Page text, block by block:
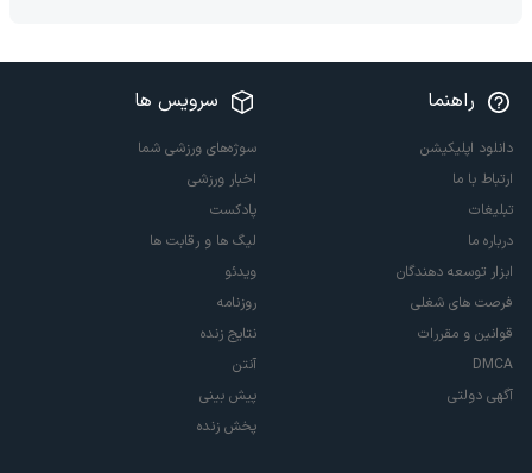
راهنما
دانلود اپلیکیشن
ارتباط با ما
تبلیغات
درباره ما
ابزار توسعه دهندگان
فرصت های شغلی
قوانین و مقررات
DMCA
آگهی دولتی
سرویس ها
سوژه‌های ورزشی شما
اخبار ورزشی
پادکست
لیگ ها و رقابت ها
ویدئو
روزنامه
نتایج زنده
آنتن
پیش بینی
پخش زنده